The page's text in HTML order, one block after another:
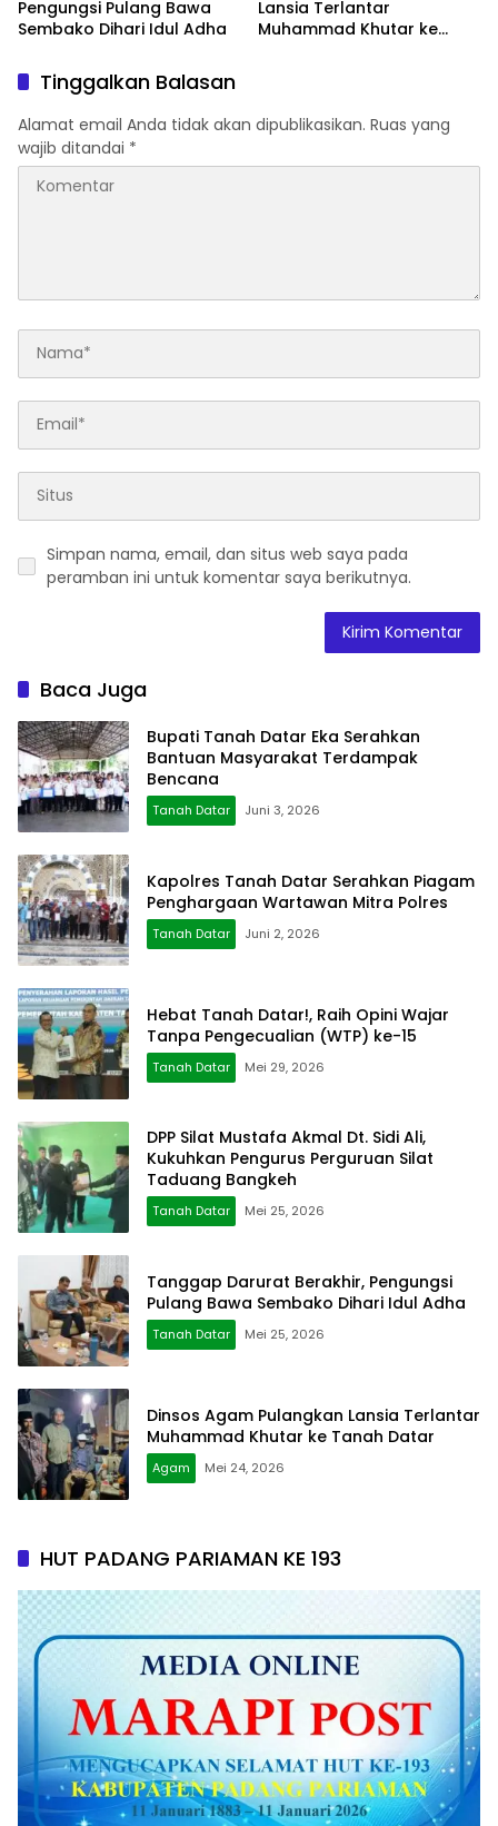
Pengungsi Pulang Bawa
Sembako Dihari Idul Adha
Lansia Terlantar
Muhammad Khutar ke
Tinggalkan Balasan
Alamat email Anda tidak akan dipublikasikan. Ruas yang
wajib ditandai *
Simpan nama, email, dan situs web saya pada
peramban ini untuk komentar saya berikutnya.
Baca Juga
Bupati Tanah Datar Eka Serahkan
Bantuan Masyarakat Terdampak
Bencana
Tanah Datar Juni 3, 2026
Kapolres Tanah Datar Serahkan Piagam
Penghargaan Wartawan Mitra Polres
Tanah Datar Juni 2, 2026
Hebat Tanah Datar!, Raih Opini Wajar
Tanpa Pengecualian (WTP) ke-15
Tanah Datar Mei 29, 2026
DPP Silat Mustafa Akmal Dt. Sidi Ali,
Kukuhkan Pengurus Perguruan Silat
Taduang Bangkeh
Tanah Datar Mei 25, 2026
Tanggap Darurat Berakhir, Pengungsi
Pulang Bawa Sembako Dihari Idul Adha
Tanah Datar Mei 25, 2026
Dinsos Agam Pulangkan Lansia Terlantar
Muhammad Khutar ke Tanah Datar
Agam Mei 24, 2026
HUT PADANG PARIAMAN KE 193